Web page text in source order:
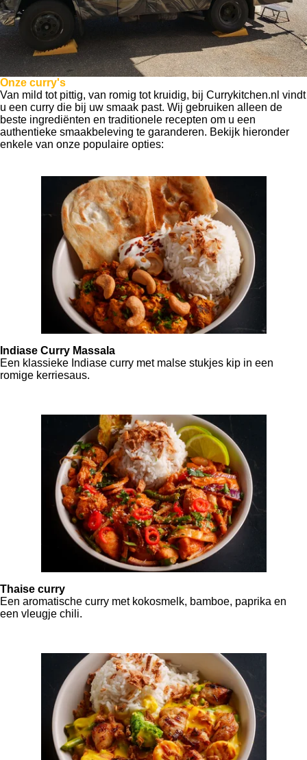
Onze curry's
Van mild tot pittig, van romig tot kruidig, bij Currykitchen.nl vindt
u een curry die bij uw smaak past. Wij gebruiken alleen de
beste ingrediënten en traditionele recepten om u een
authentieke smaakbeleving te garanderen. Bekijk hieronder
enkele van onze populaire opties:
Indiase Curry Massala
Een klassieke Indiase curry met malse stukjes kip in een
romige kerriesaus.
Thaise curry
Een aromatische curry met kokosmelk, bamboe, paprika en
een vleugje chili.